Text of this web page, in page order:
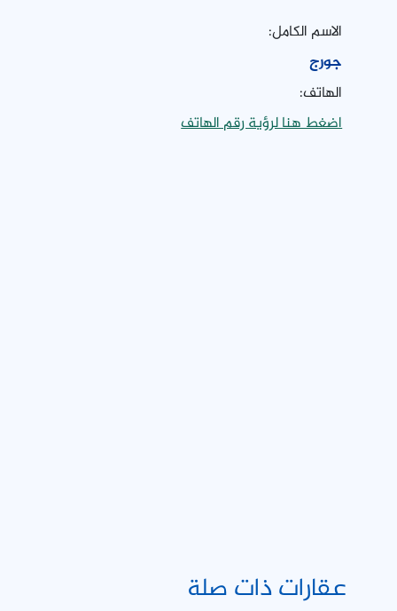
الاسم الكامل:
جورج
الهاتف:
اضغط هنا لرؤية رقم الهاتف
عقارات ذات صلة